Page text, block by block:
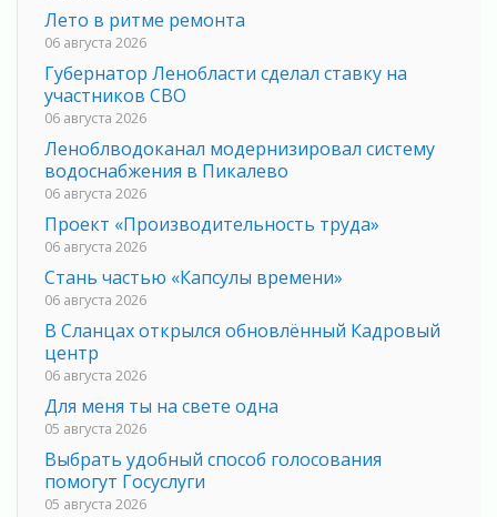
Лето в ритме ремонта
06 августа 2026
Губернатор Ленобласти сделал ставку на
участников СВО
06 августа 2026
Леноблводоканал модернизировал систему
водоснабжения в Пикалево
06 августа 2026
Проект «Производительность труда»
06 августа 2026
Стань частью «Капсулы времени»
06 августа 2026
В Сланцах открылся обновлённый Кадровый
центр
06 августа 2026
Для меня ты на свете одна
05 августа 2026
Выбрать удобный способ голосования
помогут Госуслуги
05 августа 2026